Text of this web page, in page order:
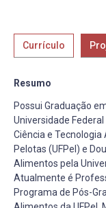
Currículo
Resumo
Possui Graduação
Universidade Federal
Ciência e
Pelotas (UFPel) e
Alimentos pela
Atualmente é
Programa de Pós-